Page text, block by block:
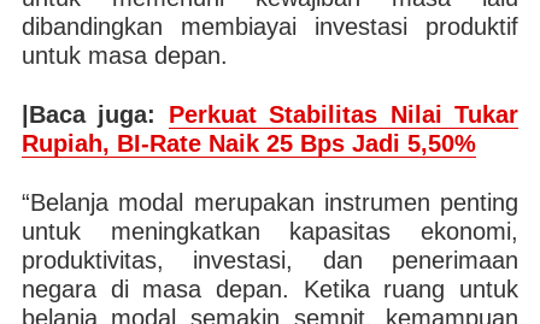
dibandingkan membiayai investasi produktif
untuk masa depan.
|Baca juga: Perkuat Stabilitas Nilai Tukar
Rupiah, BI-Rate Naik 25 Bps Jadi 5,50%
“Belanja modal merupakan instrumen penting
untuk meningkatkan kapasitas ekonomi,
produktivitas, investasi, dan penerimaan
negara di masa depan. Ketika ruang untuk
belanja modal semakin sempit, kemampuan